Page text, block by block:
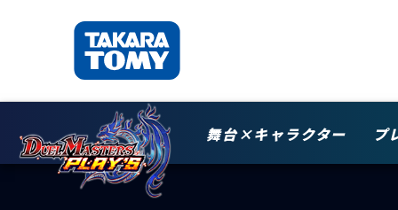
舞台×キャラクター プ